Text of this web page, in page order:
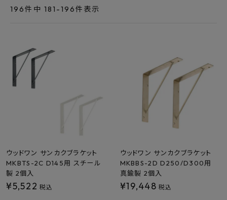
ようこそ ゲスト 様
最近チェックした商品
メーカーから選ぶ
ご利用ガイド
196件中 181 -196件表示
ウッドワン サンカクブラケット
MKBTS-2C D145用 スチール
製 2個入
¥5,522 税込
ウッドワン サンカクブラケット
MKBBS-2D D250/D300用
真鍮製 2個入
¥19,448 税込